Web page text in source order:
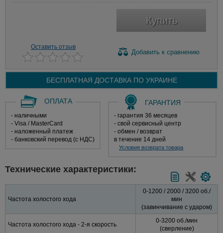
Купить
Оставить отзыв
Добавить к сравнению
БЕСПЛАТНАЯ ДОСТАВКА ПО УКРАИНЕ
ОПЛАТА
- наличными
- Visa / MasterCard
- наложенный платеж
- банковский перевод (с НДС)
ГАРАНТИЯ
- гарантия 36 месяцев
- свой сервисный центр
- обмен / возврат
в течение 14 дней
Условия возврата товара
Технические характеристики:
Частота холостого хода
0-1200 / 2000 / 3200 об./
мин
(завинчивание с ударом)
Частота холостого хода - 2-я скорость
0-3200 об./мин
(сверление)